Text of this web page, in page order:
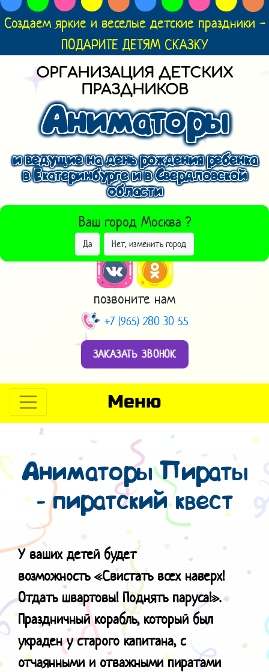
Создаем яркие и веселые детские праздники -
ПОДАРИТЕ ДЕТЯМ СКАЗКУ
ОРГАНИЗАЦИЯ ДЕТСКИХ
ПРАЗДНИКОВ
Аниматоры
и ведущие на день рождения ребенка
в Екатеринбурге и в Свердловской
области
Ваш город Москва ?
Да Нет, изменить город
ВЫБРАТЬ ДРУГОЙ ГОРОД
позвоните нам
+7 (965) 280 30 55
ЗАКАЗАТЬ ЗВОНОК
Меню
Аниматоры Пираты
- пиратский квест
У ваших детей будет
возможность «Свистать всех наверх!
Отдать швартовы! Поднять паруса!».
Праздничный корабль, который был
украден у старого капитана, с
отчаянными и отважными пиратами